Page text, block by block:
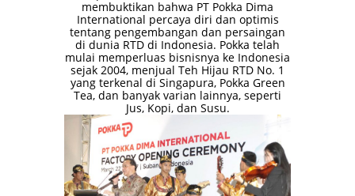
membuktikan bahwa PT Pokka Dima
International percaya diri dan optimis
tentang pengembangan dan persaingan
di dunia RTD di Indonesia. Pokka telah
mulai memperluas bisnisnya ke Indonesia
sejak 2004, menjual Teh Hijau RTD No. 1
yang terkenal di Singapura, Pokka Green
Tea, dan banyak varian lainnya, seperti
Jus, Kopi, dan Susu.